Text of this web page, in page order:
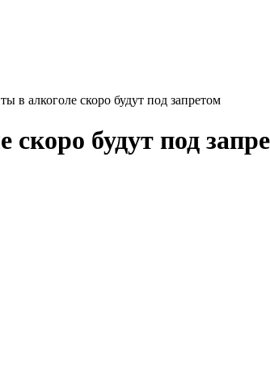
в алкоголе скоро будут под запретом
будут под